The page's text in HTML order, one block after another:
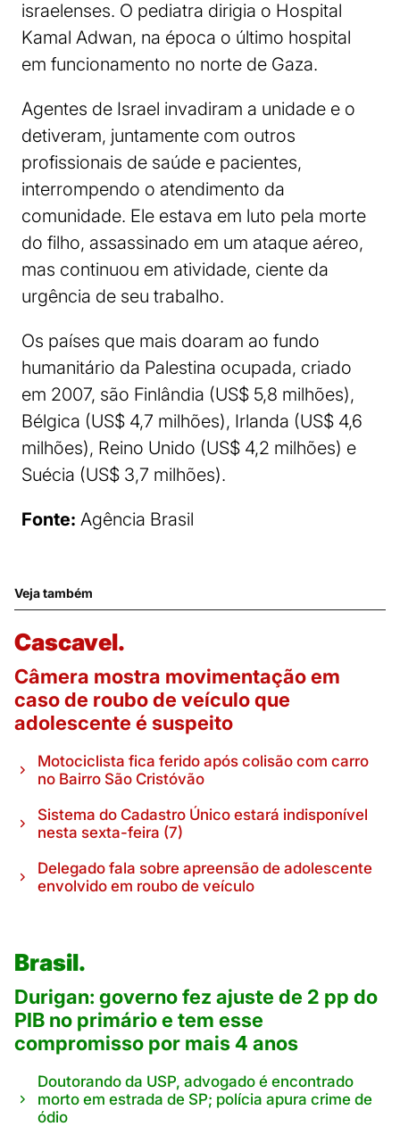
israelenses. O pediatra dirigia o Hospital
Kamal Adwan, na época o último hospital
em funcionamento no norte de Gaza.
Agentes de Israel invadiram a unidade e o
detiveram, juntamente com outros
profissionais de saúde e pacientes,
interrompendo o atendimento da
comunidade. Ele estava em luto pela morte
do filho, assassinado em um ataque aéreo,
mas continuou em atividade, ciente da
urgência de seu trabalho.
Os países que mais doaram ao fundo
humanitário da Palestina ocupada, criado
em 2007, são Finlândia (US$ 5,8 milhões),
Bélgica (US$ 4,7 milhões), Irlanda (US$ 4,6
milhões), Reino Unido (US$ 4,2 milhões) e
Suécia (US$ 3,7 milhões).
Fonte: Agência Brasil
Veja também
Cascavel.
Câmera mostra movimentação em
caso de roubo de veículo que
adolescente é suspeito
Motociclista fica ferido após colisão com carro
no Bairro São Cristóvão
Sistema do Cadastro Único estará indisponível
nesta sexta-feira (7)
Delegado fala sobre apreensão de adolescente
envolvido em roubo de veículo
Brasil.
Durigan: governo fez ajuste de 2 pp do
PIB no primário e tem esse
compromisso por mais 4 anos
Doutorando da USP, advogado é encontrado
morto em estrada de SP; polícia apura crime de
ódio